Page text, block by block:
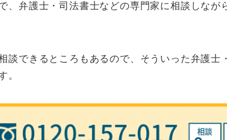
、弁護士・司法書士などの専門家に相談しなが
談できるところもあるので、そういった弁護士
。